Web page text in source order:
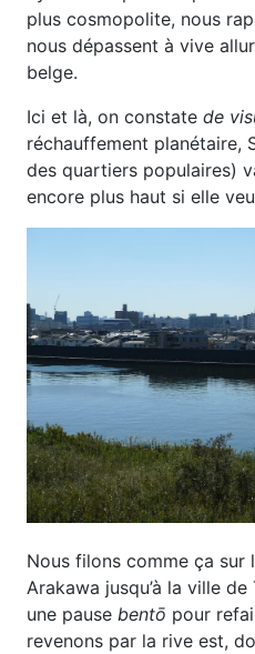
plus cosmopolite, nous
nous dépassent à vive
belge.
Ici et là, on constate de
réchauffement planétaire,
des quartiers populaires)
encore plus haut si elle
Nous filons comme ça sur
Arakawa jusqu’à la ville
une pause bentō pour
revenons par la rive est,